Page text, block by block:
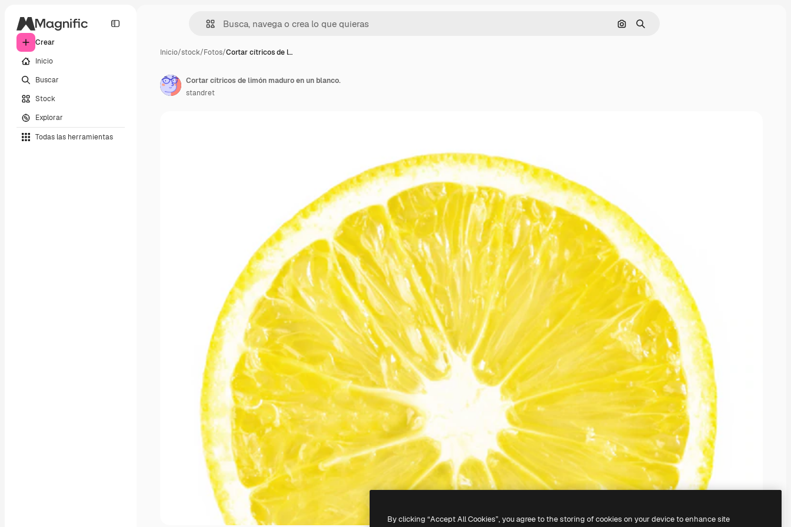
Crear
Inicio
Buscar
Stock
Explorar
Todas las herramientas
Buscar por imagen
Buscar
Inicio/stock/Fotos/Cortar cítricos de l…
Cortar cítricos de limón maduro en un blanco.
standret
By clicking “Accept All Cookies”, you agree to the storing of cookies on your device to enhance site